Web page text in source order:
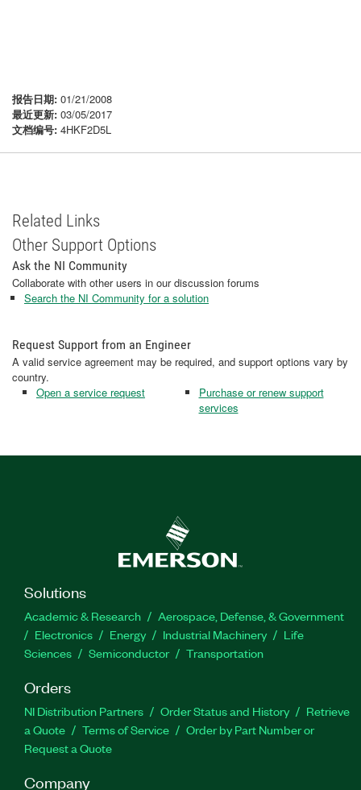
报告日期: 01/21/2008
最近更新: 03/05/2017
文档编号: 4HKF2D5L
Related Links
Other Support Options
Ask the NI Community
Collaborate with other users in our discussion forums
Search the NI Community for a solution
Request Support from an Engineer
A valid service agreement may be required, and support options vary by
country.
Open a service request
Purchase or renew support
services
Solutions
Academic & Research
Aerospace, Defense, & Government
Electronics
Energy Industrial Machinery
Life
Sciences
Semiconductor Transportation
Orders
NI Distribution Partners Order Status and History
Retrieve
a Quote
Terms of Service
Order by Part Number or
Request a Quote
Company